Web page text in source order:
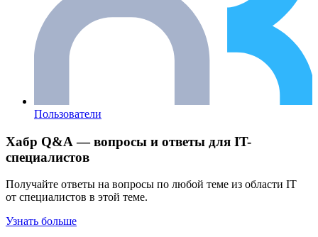
Пользователи
Хабр Q&A — вопросы и ответы для IT-
специалистов
Получайте ответы на вопросы по любой теме из области IT
от специалистов в этой теме.
Узнать больше